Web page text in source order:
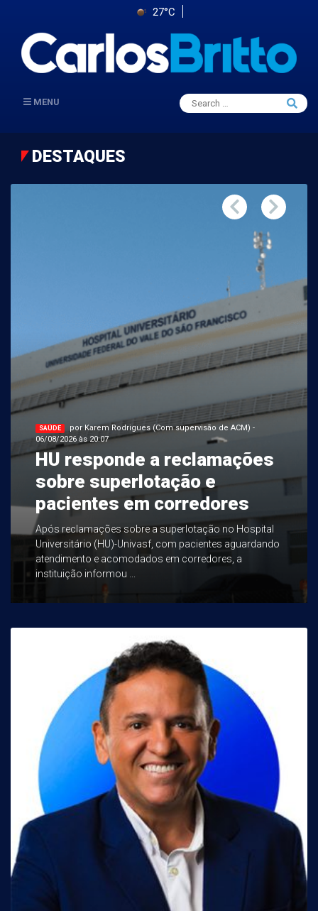
27°C
MENU
Search
for:
Search
DESTAQUES
SAÚDE
por Karem Rodrigues (Com supervisão de ACM) -
06/08/2026 às 20:07
HU responde a reclamações
sobre superlotação e
pacientes em corredores
Após reclamações sobre a superlotação no Hospital
Universitário (HU)-Univasf, com pacientes aguardando
atendimento e acomodados em corredores, a
instituição informou ...